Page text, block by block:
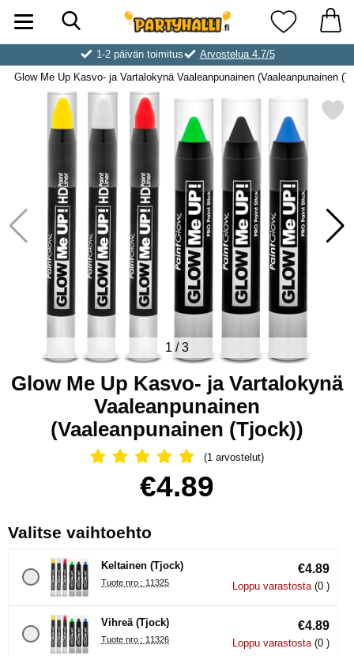
Ostoskori laajennettu Partyhallen AB
Suosikkini
1-2 päivän toimitus
Arvostelua 4.7/5
Glow Me Up Kasvo- ja Vartalokynä Vaaleanpunainen (Vaaleanpunainen
Merkitse glow Me Up Kasvo- ja Vartalokynä
1 /3
Glow Me Up Kasvo- ja Vartalokynä
Vaaleanpunainen
(Vaaleanpunainen (Tjock))
Arvostelu: 5 Tähdet, Ohita kaikki
(1 arvostelut)
hinta
€4.89
Valitse vaihtoehto
Keltainen (Tjock)
Tuote nro : 11325
€4.89
Loppu varastosta (0 )
Vihreä (Tjock)
Tuote nro : 11326
€4.89
Loppu varastosta (0 )